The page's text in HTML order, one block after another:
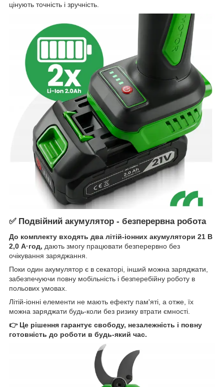
цінують точність і зручність.
✅ Подвійний акумулятор - безперервна робота
До комплекту входять два літій-іонних акумулятори 21 В
2,0 А·год, дають змогу працювати безперервно без
очікування заряджання.
Поки один акумулятор є в секаторі, інший можна заряджати,
забезпечуючи повну мобільність і безперебійну роботу в
польових умовах.
Літій-іонні елементи не мають ефекту пам'яті, а отже, їх
можна заряджати будь-коли без ризику втрати ємності.
👉 Це рішення гарантує свободу, незалежність і повну
готовність до роботи в будь-який час.